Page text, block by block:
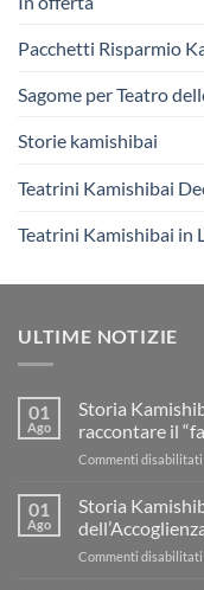
Pacchetti Risparmio
Sagome per Teatro
Storie kamishibai
Teatrini Kamishibai
Teatrini Kamishibai in
ULTIME NOTIZIE
01
Ago
Storia
raccontare il
Commenti disabilitati
01
Ago
Storia
Commenti disabilitati